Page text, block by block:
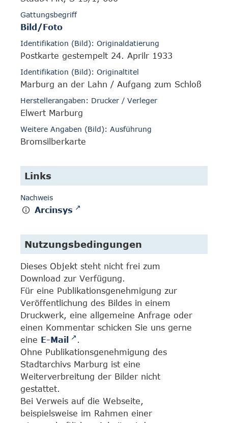
Gattungsbegriff
Bild/Foto
Identifikation (Bild): Originaldatierung
Postkarte gestempelt 24. Aprilr 1933
Identifikation (Bild): Originaltitel
Marburg an der Lahn / Aufgang zum Schloß
Herstellerangaben: Drucker / Verleger
Elwert Marburg
Weitere Angaben (Bild): Ausführung
Bromsilberkarte
Links
Nachweis
Arcinsys
Nutzungsbedingungen
Dieses Objekt steht nicht frei zum
Download zur Verfügung.
Für eine Publikationsgenehmigung zur
Veröffentlichung des Bildes in einem
Druckwerk, eine allgemeine Anfrage oder
einen Kommentar schicken Sie uns gerne
eine E-Mail
.
Ohne Publikationsgenehmigung des
Stadtarchivs Marburg ist eine
Weiterverbreitung der Bilder nicht
gestattet.
Bei Verweis auf die Webseite,
beispielsweise im Rahmen einer